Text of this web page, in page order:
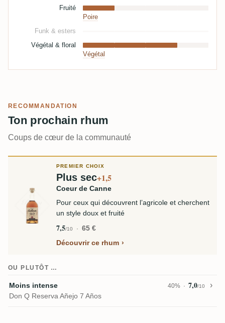
Fruité
Poire
Funk & esters
Végétal & floral
Végétal
RECOMMANDATION
Ton prochain rhum
Coups de cœur de la communauté
PREMIER CHOIX
Plus sec+1,5
Coeur de Canne
Pour ceux qui découvrent l’agricole et cherchent
un style doux et fruité
7,5/10
65 €
Découvrir ce rhum
OU PLUTÔT …
Moins intense 40% 7,0/10
Don Q Reserva Añejo 7 Años